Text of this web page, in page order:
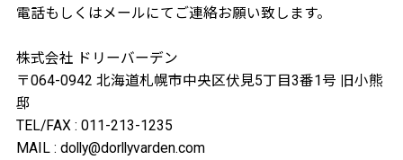
電話もしくはメールにてご連絡お願い致します。
株式会社 ドリーバーデン
〒064-0942 北海道札幌市中央区伏見5丁目3番1号 旧小熊
邸
TEL/FAX : 011-213-1235
MAIL : dolly@dorllyvarden.com